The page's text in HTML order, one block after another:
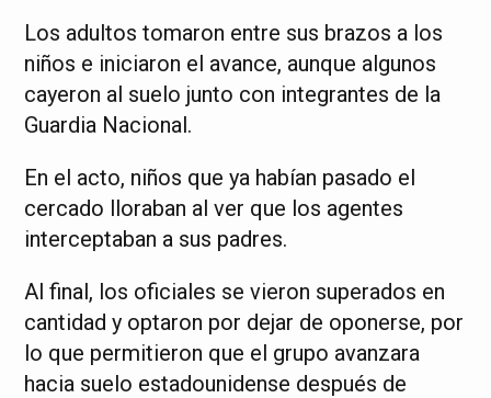
Los adultos tomaron entre sus brazos a los
niños e iniciaron el avance, aunque algunos
cayeron al suelo junto con integrantes de la
Guardia Nacional.
En el acto, niños que ya habían pasado el
cercado lloraban al ver que los agentes
interceptaban a sus padres.
Al final, los oficiales se vieron superados en
cantidad y optaron por dejar de oponerse, por
lo que permitieron que el grupo avanzara
hacia suelo estadounidense después de